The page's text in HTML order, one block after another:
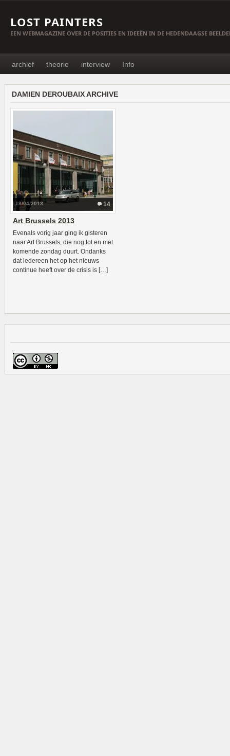
LOST PAINTERS
EEN WEBMAGAZINE OVER DE POSITIES EN IDEEËN IN DE HEDENDAAGSE
archief theorie interview Info
DAMIEN DEROUBAIX ARCHIVE
14
18/04/2013
Art Brussels 2013
Evenals vorig jaar ging ik gisteren
naar Art Brussels, die nog tot en met
komende zondag duurt. Ondanks
dat iedereen het op het nieuws
continue heeft over de crisis is […]